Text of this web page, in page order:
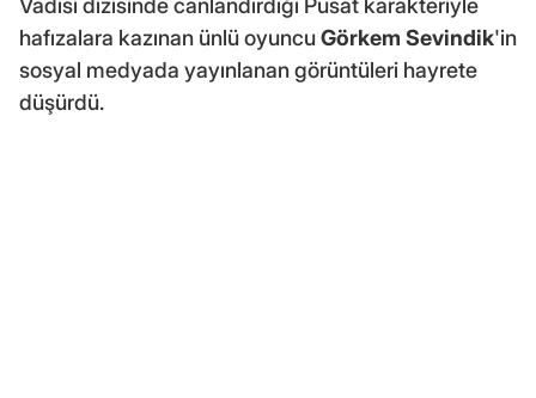
Vadisi dizisinde canlandırdığı Pusat karakteriyle
hafızalara kazınan ünlü oyuncuGörkem Sevindik'in
sosyal medyada yayınlanan görüntüleri hayrete
düşürdü.